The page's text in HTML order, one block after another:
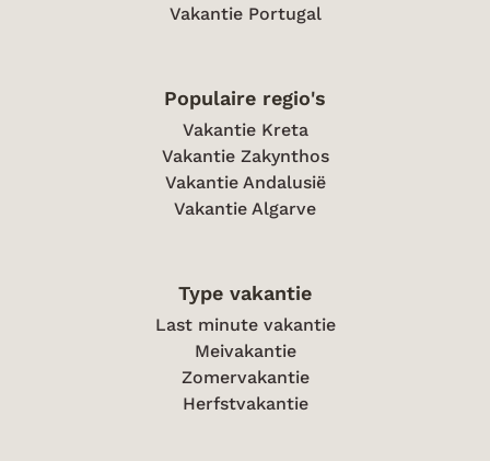
Vakantie Portugal
Populaire regio's
Vakantie Kreta
Vakantie Zakynthos
Vakantie Andalusië
Vakantie Algarve
Type vakantie
Last minute vakantie
Meivakantie
Zomervakantie
Herfstvakantie